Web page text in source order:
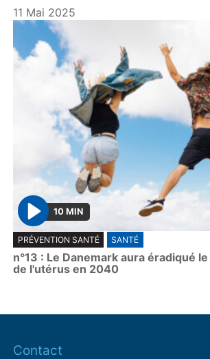
y
11 Mai 2025
P
l
a
y
10 MIN
PRÉVENTION SANTÉ SANTÉ
n°13 : Le Danemark aura éradiqué
de l'utérus en 2040
Contact